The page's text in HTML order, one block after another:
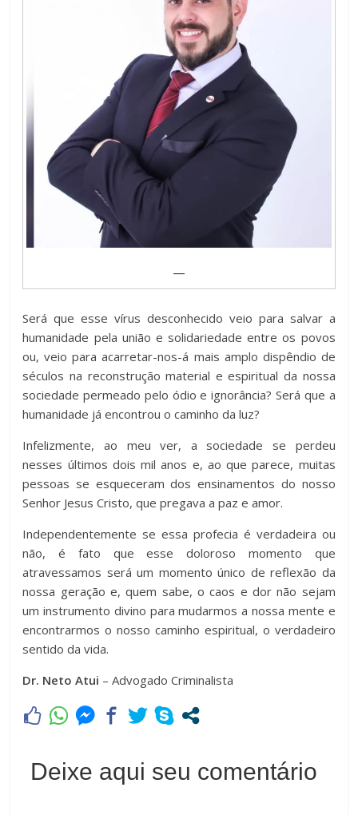
Será que esse vírus desconhecido veio para salvar a
humanidade pela união e solidariedade entre os povos
ou, veio para acarretar-nos-á mais amplo dispêndio de
séculos na reconstrução material e espiritual da nossa
sociedade permeado pelo ódio e ignorância? Será que a
humanidade já encontrou o caminho da luz?
Infelizmente, ao meu ver, a sociedade se perdeu
nesses últimos dois mil anos e, ao que parece, muitas
pessoas se esqueceram dos ensinamentos do nosso
Senhor Jesus Cristo, que pregava a paz e amor.
Independentemente se essa profecia é verdadeira ou
não, é fato que esse doloroso momento que
atravessamos será um momento único de reflexão da
nossa geração e, quem sabe, o caos e dor não sejam
um instrumento divino para mudarmos a nossa mente e
encontrarmos o nosso caminho espiritual, o verdadeiro
sentido da vida.
Dr. Neto Atui – Advogado Criminalista
Deixe aqui seu comentário